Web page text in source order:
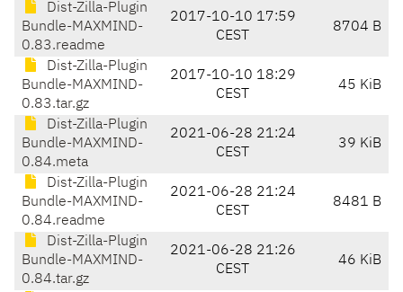
Dist-Zilla-Plugin
Bundle-MAXMIND-
0.83.readme
2017-10-10 17:59
CEST
8704 B
Dist-Zilla-Plugin
Bundle-MAXMIND-
0.83.tar.gz
2017-10-10 18:29
CEST
45 KiB
Dist-Zilla-Plugin
Bundle-MAXMIND-
0.84.meta
2021-06-28 21:24
CEST
39 KiB
Dist-Zilla-Plugin
Bundle-MAXMIND-
0.84.readme
2021-06-28 21:24
CEST
8481 B
Dist-Zilla-Plugin
Bundle-MAXMIND-
0.84.tar.gz
2021-06-28 21:26
CEST
46 KiB